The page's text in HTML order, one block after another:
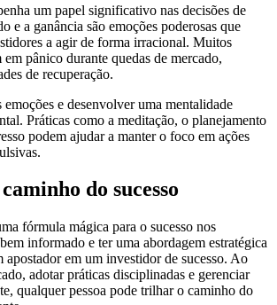
um papel significativo nas decisões de
e a ganância são emoções poderosas que
a agir de forma irracional. Muitos
pânico durante quedas de mercado,
de recuperação.
emoções e desenvolver uma mentalidade
Práticas como a meditação, o planejamento
podem ajudar a manter o foco em ações
do sucesso
fórmula mágica para o sucesso nos
informado e ter uma abordagem estratégica
apostador em um investidor de sucesso. Ao
adotar práticas disciplinadas e gerenciar
qualquer pessoa pode trilhar o caminho do